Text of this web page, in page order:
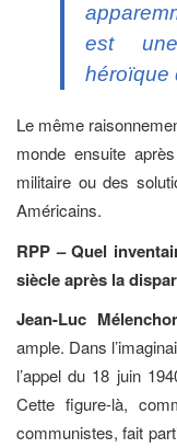
est une
héroïque
Le même
monde ensuite
militaire ou des
Américains.
RPP – Quel
siècle après la
Jean-Luc
ample. Dans
l’appel du 18 juin
Cette figure-là,
communistes, fait